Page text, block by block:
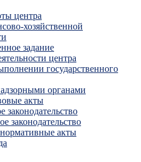
центра
хозяйственной
задание
центра
государственного
органами
акты
законодательство
законодательство
акты